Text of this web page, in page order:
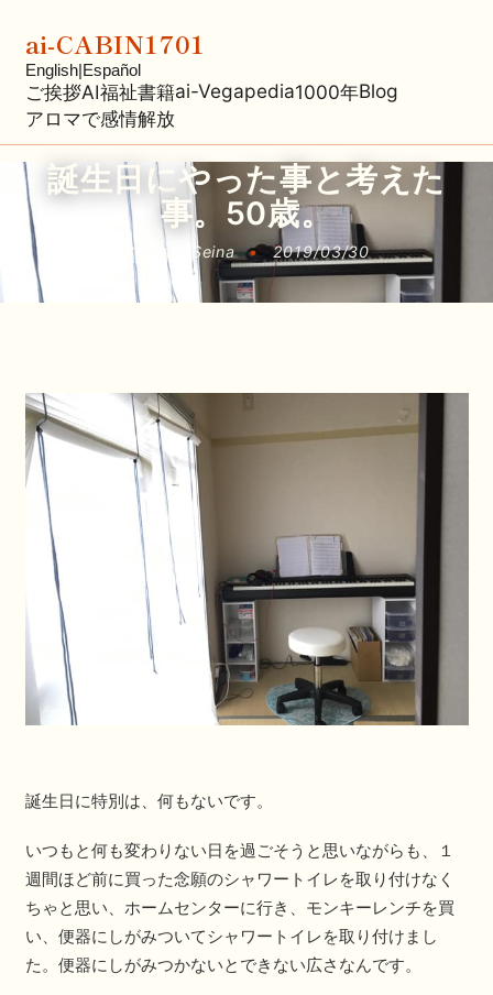
ai-CABIN1701
English|Español
ご挨拶AI福祉書籍ai-Vegapedia1000年Blog
アロマで感情解放
誕生日にやった事と考えた
事。50歳。
Captain Seina • 2019/03/30
誕生日に特別は、何もないです。
いつもと何も変わりない日を過ごそうと思いながらも、１
週間ほど前に買った念願のシャワートイレを取り付けなく
ちゃと思い、ホームセンターに行き、モンキーレンチを買
い、便器にしがみついてシャワートイレを取り付けまし
た。便器にしがみつかないとできない広さなんです。